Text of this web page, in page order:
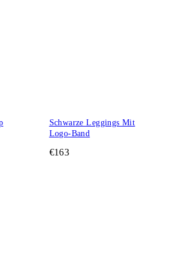
Schwarze Leggings Mit
Logo-Band
€163